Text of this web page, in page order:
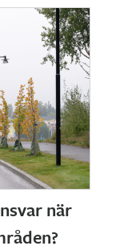
när